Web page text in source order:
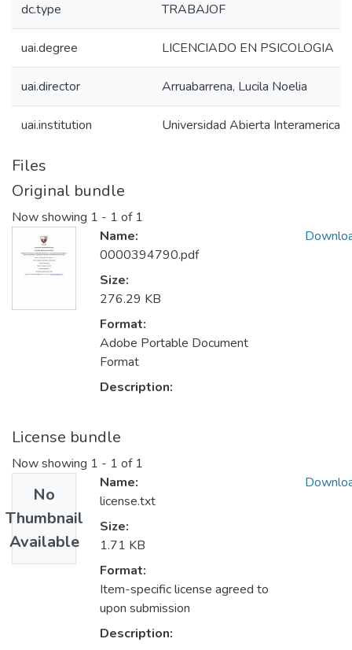
dc.type TRABAJOF
uai.degree LICENCIADO EN PSICOLOGIA
uai.director Arruabarrena, Lucila Noelia
uai.institution Universidad Abierta Interamericana
Files
Original bundle
Now showing 1 - 1 of 1
Name:
0000394790.pdf
Size:
276.29 KB
Format:
Adobe Portable Document
Format
Description:
License bundle
Now showing 1 - 1 of 1
No
Thumbnail
Available
Name:
license.txt
Size:
1.71 KB
Format:
Item-specific license agreed to
upon submission
Description: